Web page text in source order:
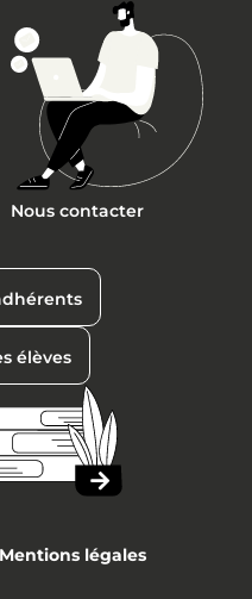
Nous contacter
élèves
Mentions légales